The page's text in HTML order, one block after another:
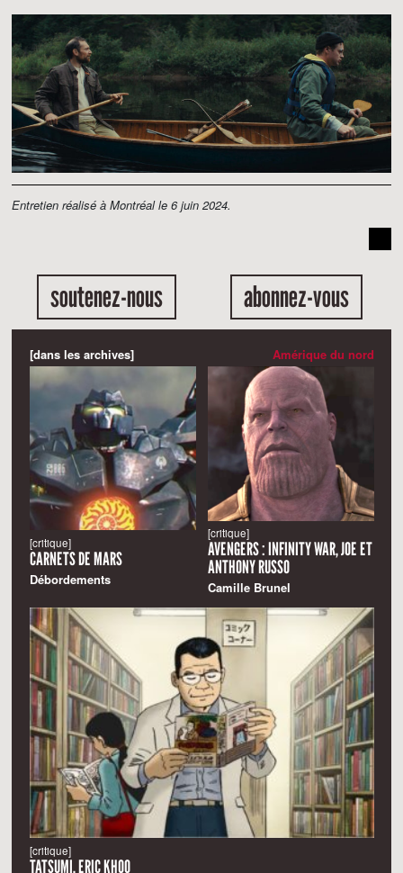
Entretien réalisé à Montréal le 6 juin 2024.
soutenez-nous abonnez-vous
[dans les archives] Amérique du nord
[critique]
CARNETS DE MARS
Débordements
[critique]
AVENGERS : INFINITY WAR, JOE ET
ANTHONY RUSSO
Camille Brunel
[critique]
TATSUMI, ERIC KHOO